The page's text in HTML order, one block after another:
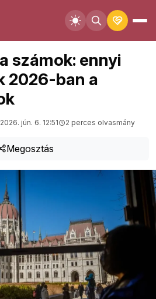
számok: ennyi
2026-ban a
2026. jún. 6. 12:51 2 perces olvasmány
Megosztás